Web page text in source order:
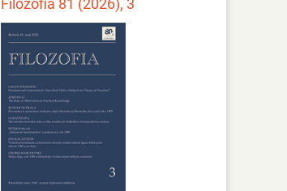
Filozofia 81 (2026), 3